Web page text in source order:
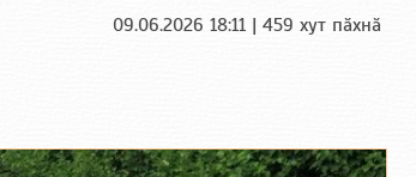
09.06.2026 18:11 | 459 хут пӑхнӑ